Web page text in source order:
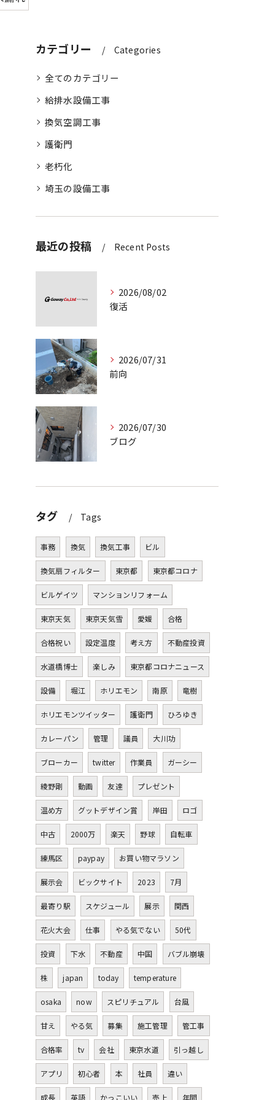
カテゴリー Categories
全てのカテゴリー
給排水設備工事
換気空調工事
護衛門
老朽化
埼玉の設備工事
最近の投稿 Recent Posts
2026/08/02
復活
2026/07/31
前向
2026/07/30
ブログ
タグ Tags
事務 換気 換気工事 ビル
換気扇フィルター 東京都 東京都コロナ
ビルゲイツ マンションリフォーム
東京天気 東京天気雪 愛媛 合格
合格祝い 設定温度 考え方 不動産投資
水道橋博士 楽しみ 東京都コロナニュース
設備 堀江 ホリエモン 南原 竜樹
ホリエモンツイッター 護衛門 ひろゆき
カレーパン 管理 議員 大川功
ブローカー twitter 作業員 ガーシー
綾野剛 動画 友達 プレゼント
温め方 グットデザイン賞 岸田 ロゴ
中古 2000万 楽天 野球 自転車
練馬区 paypay お買い物マラソン
展示会 ビックサイト 2023 7月
最寄り駅 スケジュール 展示 関西
花火大会 仕事 やる気でない 50代
投資 下水 不動産 中国 バブル崩壊
株 japan today temperature
osaka now スピリチュアル 台風
甘え やる気 募集 施工管理 管工事
合格率 tv 会社 東京水道 引っ越し
アプリ 初心者 本 社員 違い
成長 英語 かっこいい 売上 年間